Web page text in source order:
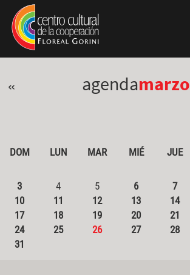
Pasar al contenido principal
Jump to main content
« agendamarzo
DOM LUN MAR MIÉ JUE
3
4 5 6 7
10
11 12 13 14
17
18 19 20 21
24
25 26 27 28
31